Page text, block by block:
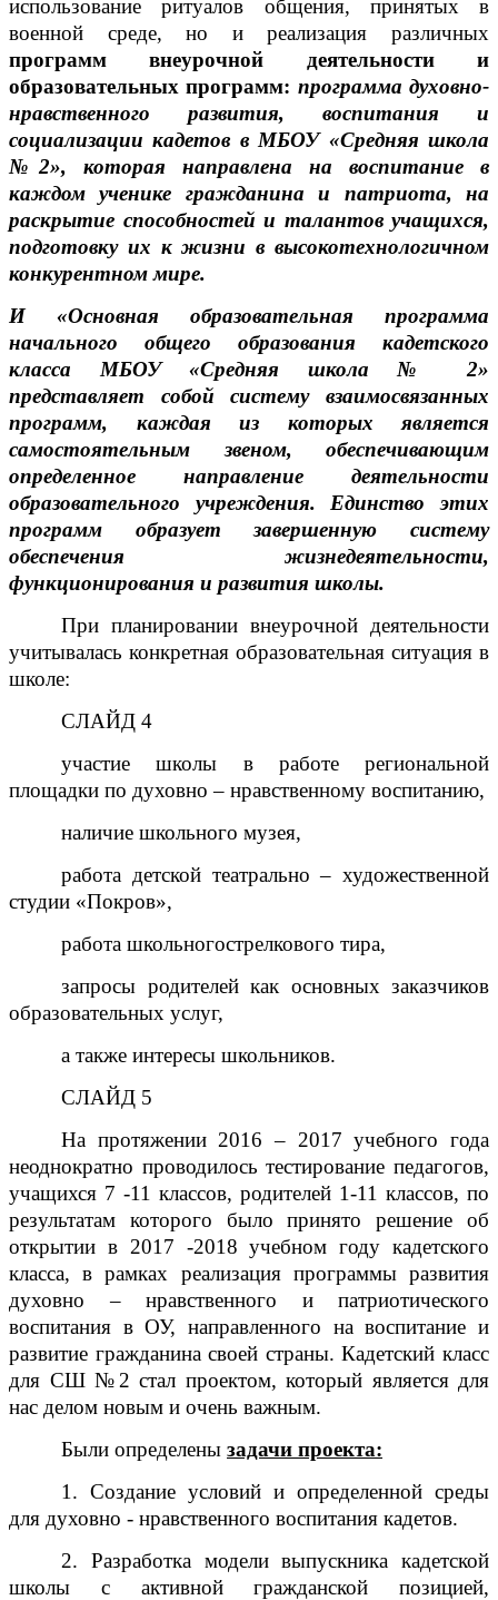
использование ритуалов общения, принятых в
военной среде, но и реализация различных
программ внеурочной деятельности и
образовательных программ: программа духовно-
нравственного развития, воспитания и
социализации кадетов в МБОУ «Средняя школа
№2», которая направлена на воспитание в
каждом ученике гражданина и патриота, на
раскрытие способностей и талантов учащихся,
подготовку их к жизни в высокотехнологичном
конкурентном мире.
И «Основная образовательная программа
начального общего образования кадетского
класса МБОУ «Средняя школа № 2»
представляет собой систему взаимосвязанных
программ, каждая из которых является
самостоятельным звеном, обеспечивающим
определенное направление деятельности
образовательного учреждения. Единство этих
программ образует завершенную систему
обеспечения жизнедеятельности,
функционирования и развития школы.
При планировании внеурочной деятельности
учитывалась конкретная образовательная ситуация в
школе:
СЛАЙД 4
участие школы в работе региональной
площадки по духовно – нравственному воспитанию,
наличие школьного музея,
работа детской театрально – художественной
студии «Покров»,
работа школьногострелкового тира,
запросы родителей как основных заказчиков
образовательных услуг,
а также интересы школьников.
СЛАЙД 5
На протяжении 2016 – 2017 учебного года
неоднократно проводилось тестирование педагогов,
учащихся 7 -11 классов, родителей 1-11 классов, по
результатам которого было принято решение об
открытии в 2017 -2018 учебном году кадетского
класса, в рамках реализация программы развития
духовно – нравственного и патриотического
воспитания в ОУ, направленного на воспитание и
развитие гражданина своей страны. Кадетский класс
для СШ №2 стал проектом, который является для
нас делом новым и очень важным.
Были определенызадачи проекта:
1. Создание условий и определенной среды
для духовно - нравственного воспитания кадетов.
2. Разработка модели выпускника кадетской
школы с активной гражданской позицией,